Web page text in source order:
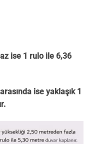
ise 1 rulo ile 6,36
ise yaklaşık 1